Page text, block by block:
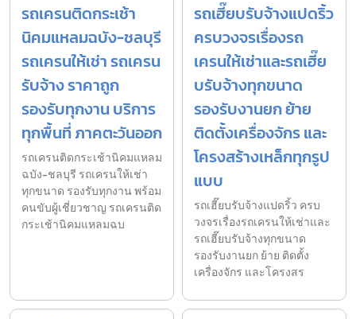
รถเครนติดกระเช้า
นิคมแหลมฉบัง-ชลบุรี
รถเครนให้เช่า รถเครน
รับจ้าง ราคาถูก
รองรับทุกงาน บริการ
ทุกพื้นที่ ภาคตะวันออก
รถเครนติดกระเช้านิคมแหลม
ฉบัง-ชลบุรี รถเครนให้เช่า
ทุกขนาด รองรับทุกงาน พร้อม
คนขับผู้เชี่ยวชาญ รถเครนติด
กระเช้านิคมแหลมฉบ
รถเฮี๊ยบรับจ้างแปดริ้ว
ครบวงจรเรื่องรถ
เครนให้เช่าและรถเฮี๊ย
บรับจ้างทุกขนาด
รองรับงานยก ย้าย
ติดตั้งเครื่องจักร และ
โครงสร้างเหล็กทุกรูป
แบบ
รถเฮี๊ยบรับจ้างแปดริ้ว ครบ
วงจรเรื่องรถเครนให้เช่าและ
รถเฮี๊ยบรับจ้างทุกขนาด
รองรับงานยก ย้าย ติดตั้ง
เครื่องจักร และโครงสร